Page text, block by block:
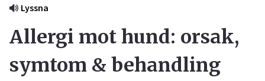
Lyssna
Allergi mot hund: orsak,
symtom & behandling